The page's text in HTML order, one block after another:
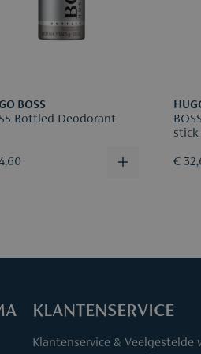
BOSS
Bottled Deodorant
stick
€
KLANTENSERVICE
Klantenservice & Veelgestelde